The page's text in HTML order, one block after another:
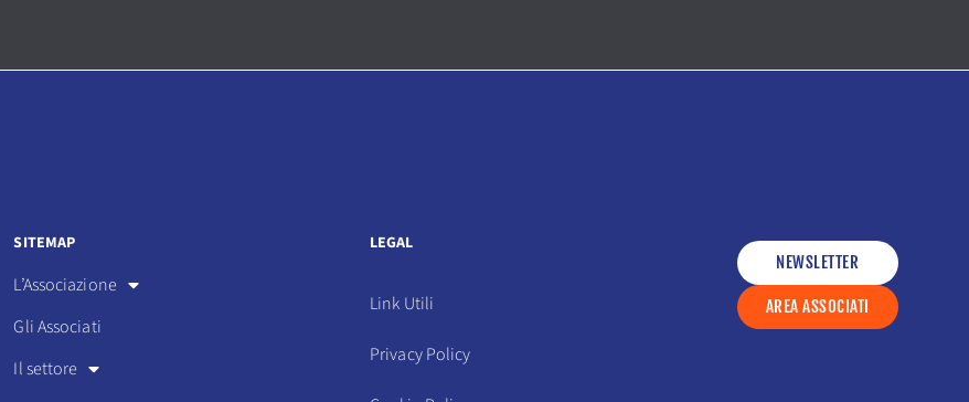
SITEMAP
L’Associazione
Gli Associati
Il settore
LEGAL
Link Utili
Privacy Policy
NEWSLETTER
AREA ASSOCIATI